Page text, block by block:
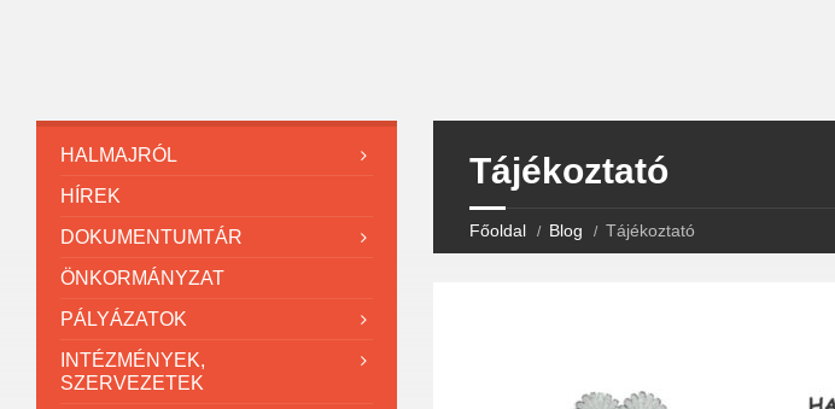
Tájékoztató
Főoldal Blog Tájékoztató
HALMAJRÓL
HÍREK
DOKUMENTUMTÁR
ÖNKORMÁNYZAT
PÁLYÁZATOK
INTÉZMÉNYEK,
SZERVEZETEK